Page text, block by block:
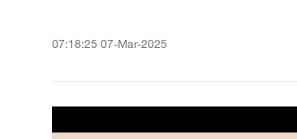
07:18:25 07-Mar-2025